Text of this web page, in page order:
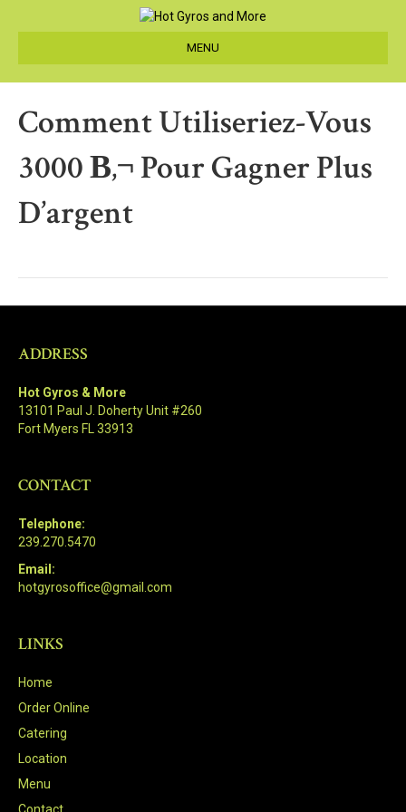
MENU
Comment Utiliseriez-Vous
3000 В‚¬ Pour Gagner Plus
D’argent
ADDRESS
Hot Gyros & More
13101 Paul J. Doherty Unit #260
Fort Myers FL 33913
CONTACT
Telephone:
239.270.5470
Email:
hotgyrosoffice@gmail.com
LINKS
Home
Order Online
Catering
Location
Menu